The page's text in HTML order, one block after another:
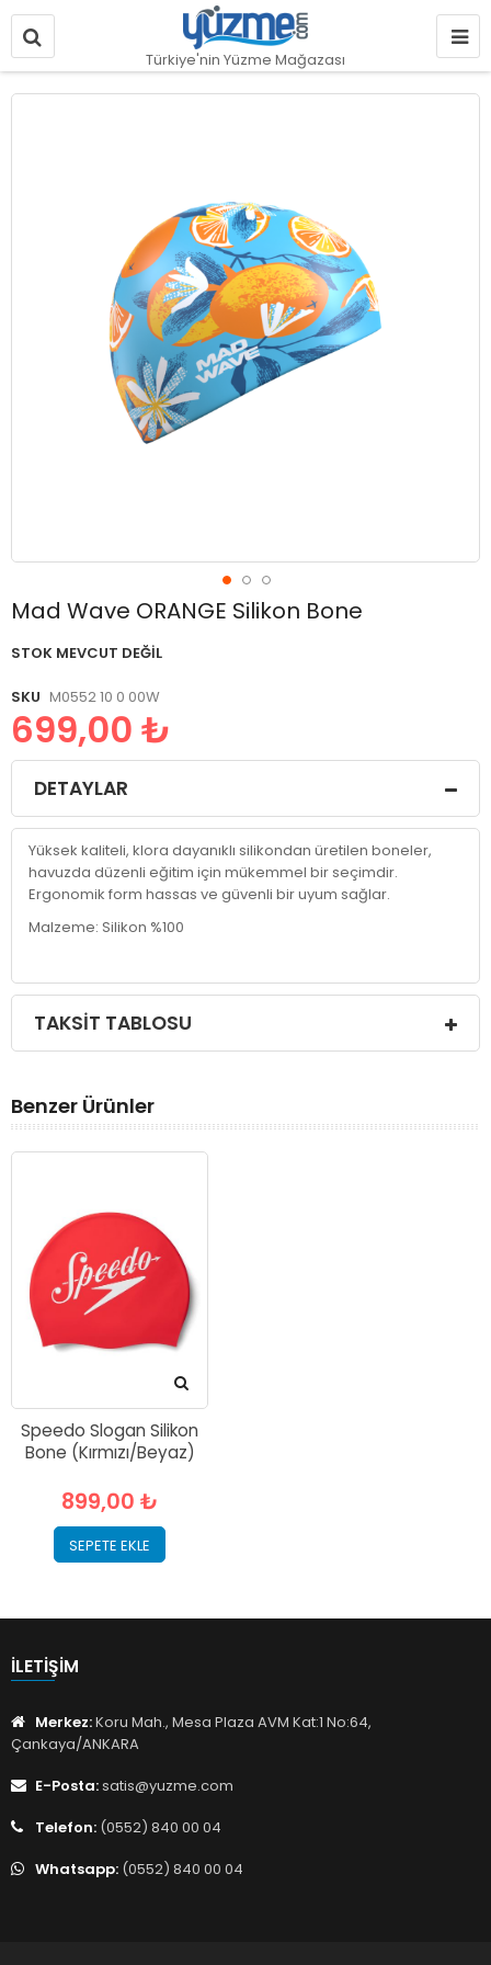
Türkiye'nin Yüzme Mağazası
Mad Wave ORANGE Silikon Bone
STOK MEVCUT DEĞIL
SKU M0552 10 0 00W
699,00 ₺
Resim
Resim
başlangıcına
DETAYLAR
Yüksek kaliteli, klora dayanıklı silikondan üretilen boneler,
havuzda düzenli eğitim için mükemmel bir seçimdir.
Ergonomik form hassas ve güvenli bir uyum sağlar.
Malzeme: Silikon %100
TAKSIT TABLOSU
Benzer Ürünler
Speedo Slogan Silikon
Bone (Kırmızı/Beyaz)
899,00 ₺
SEPETE EKLE
İLETIŞIM
Merkez:Koru Mah., Mesa Plaza AVM Kat:1 No:64,
Çankaya/ANKARA
E-Posta:satis@yuzme.com
Telefon: (0552) 840 00 04
Whatsapp: (0552) 840 00 04